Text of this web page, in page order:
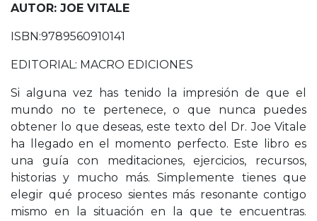
AUTOR: JOE VITALE
ISBN:9789560910141
EDITORIAL: MACRO EDICIONES
Si alguna vez has tenido la impresión de que el
mundo no te pertenece, o que nunca puedes
obtener lo que deseas, este texto del Dr. Joe Vitale
ha llegado en el momento perfecto. Este libro es
una guía con meditaciones, ejercicios, recursos,
historias y mucho más. Simplemente tienes que
elegir qué proceso sientes más resonante contigo
mismo en la situación en la que te encuentras.